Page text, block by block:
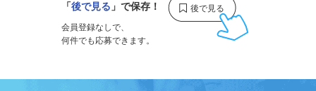
「後で見る 」で保存！
会員登録なしで、
何件でも応募できます。